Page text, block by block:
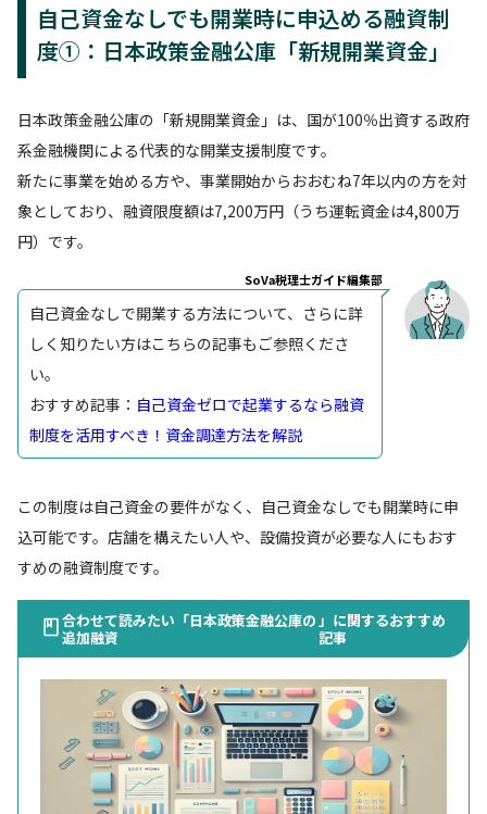
自己資金なしでも開業時に申込める融資制
度①：日本政策金融公庫「新規開業資金」
日本政策金融公庫の「新規開業資金」は、国が100％出資する政府
系金融機関による代表的な開業支援制度です。
新たに事業を始める方や、事業開始からおおむね7年以内の方を対
象としており、融資限度額は7,200万円（うち運転資金は4,800万
円）です。
SoVa税理士ガイド編集部
自己資金なしで開業する方法について、さらに詳
しく知りたい方はこちらの記事もご参照くださ
い。
おすすめ記事： 自己資金ゼロで起業するなら融資
制度を活用すべき！資金調達方法を解説
この制度は自己資金の要件がなく、自己資金なしでも開業時に申
込可能です。店舗を構えたい人や、設備投資が必要な人にもおす
すめの融資制度です。
合わせて読みたい「日本政策金融公庫の
追加融資
」に関するおすすめ
記事